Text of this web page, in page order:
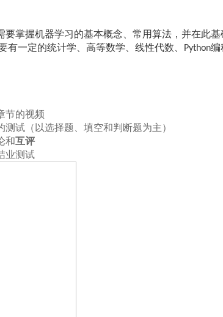
模型
的应用
重点）
要掌握机器学习的基本概念、常用算法，并在此
有一定的统计学、高等数学、线性代数、
Python编
节的视频
测试（以选择题、填空和判断题为主）
和互评
业测试